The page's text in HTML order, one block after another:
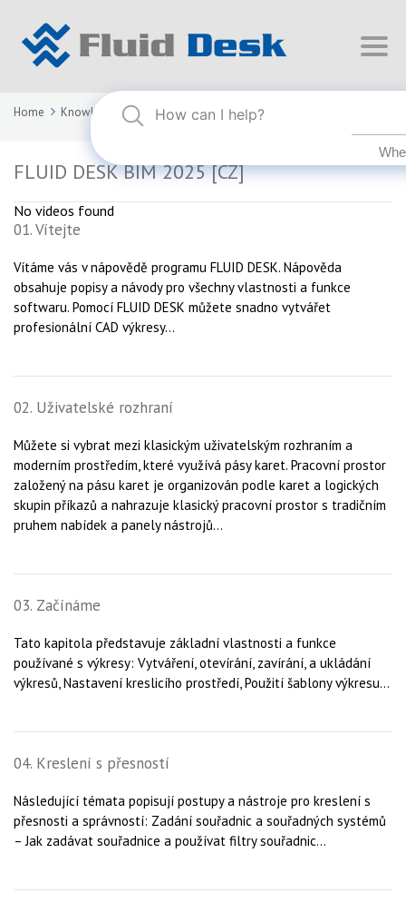
Home Knowledge Base FLUID DESK BIM 2025 [CZ]
FLUID DESK BIM 2025 [CZ]
No videos found
01. Vítejte
Vítáme vás v nápovědě programu FLUID DESK. Nápověda
obsahuje popisy a návody pro všechny vlastnosti a funkce
softwaru. Pomocí FLUID DESK můžete snadno vytvářet
profesionální CAD výkresy...
02. Uživatelské rozhraní
Můžete si vybrat mezi klasickým uživatelským rozhraním a
moderním prostředím, které využívá pásy karet. Pracovní prostor
založený na pásu karet je organizován podle karet a logických
skupin příkazů a nahrazuje klasický pracovní prostor s tradičním
pruhem nabídek a panely nástrojů...
03. Začínáme
Tato kapitola představuje základní vlastnosti a funkce
používané s výkresy: Vytváření, otevírání, zavírání, a ukládání
výkresů, Nastavení kreslicího prostředí, Použití šablony výkresu...
04. Kreslení s přesností
Následující témata popisují postupy a nástroje pro kreslení s
přesnosti a správností: Zadání souřadnic a souřadných systémů
– Jak zadávat souřadnice a používat filtry souřadnic...